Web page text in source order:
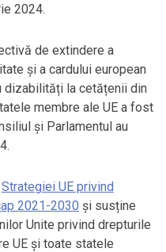
2024.
de extindere a
și a cardului european
dizabilități la cetățenii din
membre ale UE a fost
și Parlamentul au
Strategiei UE privind
2021-2030 și susține
Unite privind drepturile
UE și toate statele